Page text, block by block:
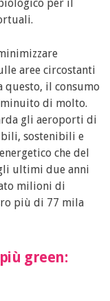
per il
aree circostanti
questo, il consumo
di molto.
gli aeroporti di
sostenibili e
che del
ultimi due anni
milioni di
più di 77 mila